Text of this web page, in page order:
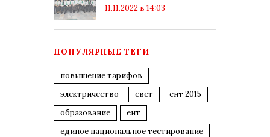
11.11.2022 в 14:03
ПОПУЛЯРНЫЕ ТЕГИ
повышение тарифов
электричество
свет
ент 2015
образование
ент
единое национальное тестирование